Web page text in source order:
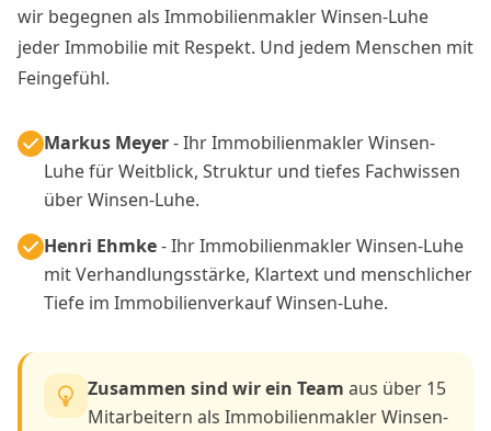
wir begegnen als Immobilienmakler Winsen-Luhe
jeder Immobilie mit Respekt. Und jedem Menschen mit
Feingefühl.
Markus Meyer- Ihr Immobilienmakler Winsen-
Luhe für Weitblick, Struktur und tiefes Fachwissen
über Winsen-Luhe.
Henri Ehmke- Ihr Immobilienmakler Winsen-Luhe
mit Verhandlungsstärke, Klartext und menschlicher
Tiefe im Immobilienverkauf Winsen-Luhe.
Zusammen sind wir ein Team aus über 15
Mitarbeitern als Immobilienmakler Winsen-